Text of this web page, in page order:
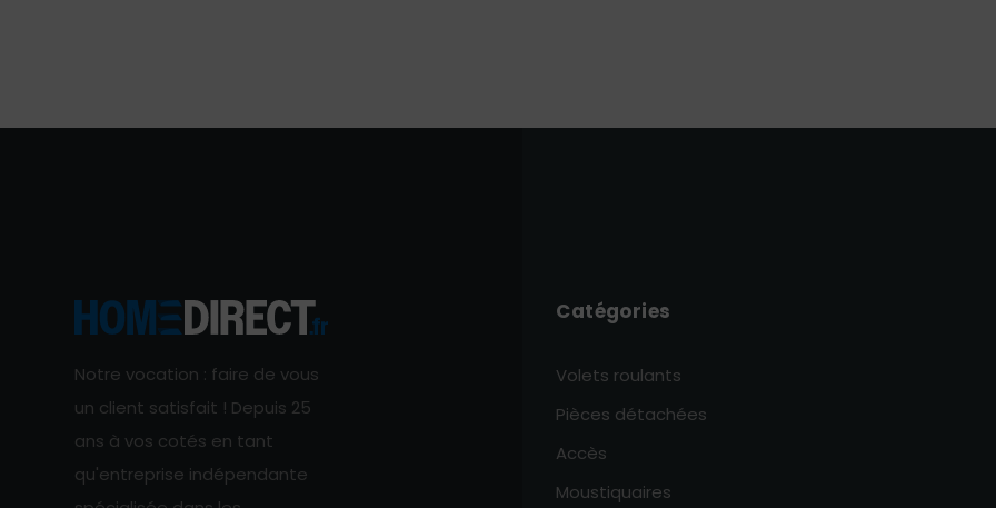
Notre vocation : faire de vous
un client satisfait ! Depuis 25
ans à vos cotés en tant
qu'entreprise indépendante
Catégories
Volets roulants
Pièces détachées
Accès
Moustiquaires